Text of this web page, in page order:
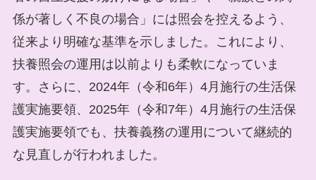
係が著しく不良の場合」には照会を控えるよう、
従来より明確な基準を示しました。これにより、
扶養照会の運用は以前よりも柔軟になっていま
す。さらに、2024年（令和6年）4月施行の生活保
護実施要領、2025年（令和7年）4月施行の生活保
護実施要領でも、扶養義務の運用について継続的
な見直しが行われました。